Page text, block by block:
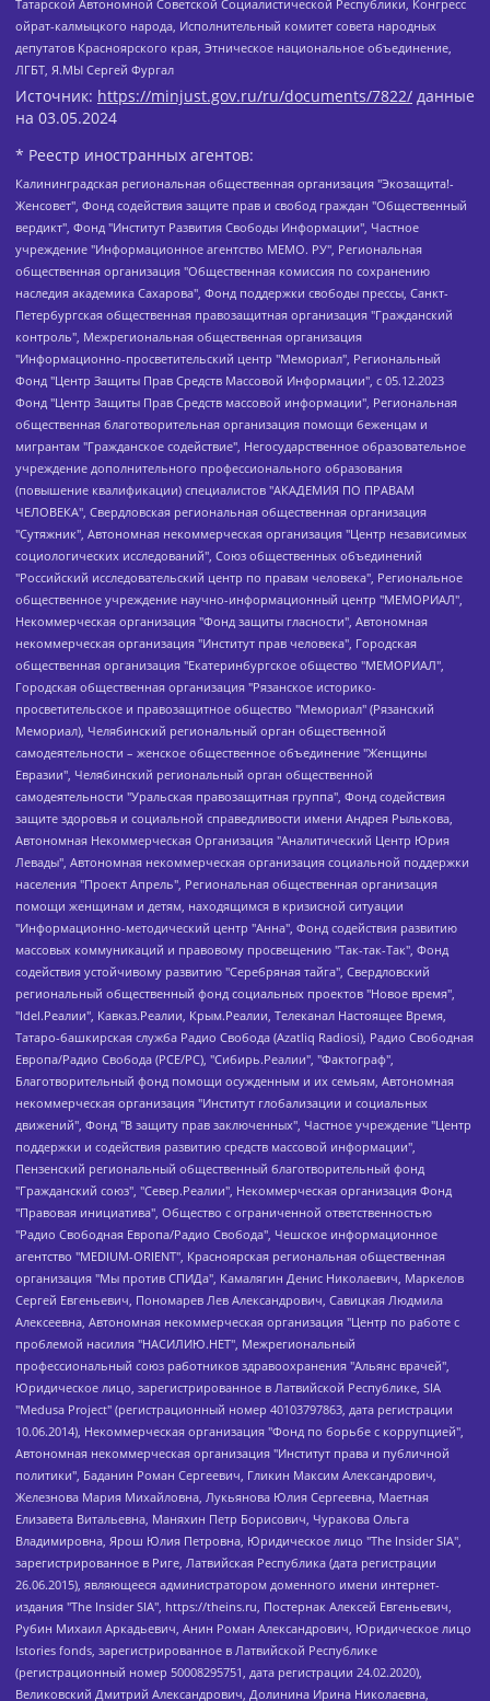
Татарской Автономной Советской Социалистической Республики, Конгресс
ойрат-калмыцкого народа, Исполнительный комитет совета народных
депутатов Красноярского края, Этническое национальное объединение,
ЛГБТ, Я.МЫ Сергей Фургал
Источник: https://minjust.gov.ru/ru/documents/7822/ данные
на 03.05.2024
* Реестр иностранных агентов:
Калининградская региональная общественная организация "Экозащита!-Женсовет", Фонд содействия защите прав и свобод граждан "Общественный вердикт", Фонд "Институт Развития Свободы Информации", Частное учреждение "Информационное агентство МЕМО. РУ", Региональная общественная организация "Общественная комиссия по сохранению наследия академика Сахарова", Фонд поддержки свободы прессы, Санкт-Петербургская общественная правозащитная организация "Гражданский контроль", Межрегиональная общественная организация "Информационно-просветительский центр "Мемориал", Региональный Фонд "Центр Защиты Прав Средств Массовой Информации", с 05.12.2023 Фонд "Центр Защиты Прав Средств массовой информации", Региональная общественная благотворительная организация помощи беженцам и мигрантам "Гражданское содействие", Негосударственное образовательное учреждение дополнительного профессионального образования (повышение квалификации) специалистов "АКАДЕМИЯ ПО ПРАВАМ ЧЕЛОВЕКА", Свердловская региональная общественная организация "Сутяжник", Автономная некоммерческая организация "Центр независимых социологических исследований", Союз общественных объединений "Российский исследовательский центр по правам человека", Региональное общественное учреждение научно-информационный центр "МЕМОРИАЛ", Некоммерческая организация "Фонд защиты гласности", Автономная некоммерческая организация "Институт прав человека", Городская общественная организация "Екатеринбургское общество "МЕМОРИАЛ", Городская общественная организация "Рязанское историко-просветительское и правозащитное общество "Мемориал" (Рязанский Мемориал), Челябинский региональный орган общественной самодеятельности – женское общественное объединение "Женщины Евразии", Челябинский региональный орган общественной самодеятельности "Уральская правозащитная группа", Фонд содействия защите здоровья и социальной справедливости имени Андрея Рылькова, Автономная Некоммерческая Организация "Аналитический Центр Юрия Левады", Автономная некоммерческая организация социальной поддержки населения "Проект Апрель", Региональная общественная организация помощи женщинам и детям, находящимся в кризисной ситуации "Информационно-методический центр "Анна", Фонд содействия развитию массовых коммуникаций и правовому просвещению "Так-так-Так", Фонд содействия устойчивому развитию "Серебряная тайга", Свердловский региональный общественный фонд социальных проектов "Новое время", "Idel.Реалии", Кавказ.Реалии, Крым.Реалии, Телеканал Настоящее Время, Татаро-башкирская служба Радио Свобода (Azatliq Radiosi), Радио Свободная Европа/Радио Свобода (PCE/PC), "Сибирь.Реалии", "Фактограф", Благотворительный фонд помощи осужденным и их семьям, Автономная некоммерческая организация "Институт глобализации и социальных движений", Фонд "В защиту прав заключенных", Частное учреждение "Центр поддержки и содействия развитию средств массовой информации", Пензенский региональный общественный благотворительный фонд "Гражданский союз", "Север.Реалии", Некоммерческая организация Фонд "Правовая инициатива", Общество с ограниченной ответственностью "Радио Свободная Европа/Радио Свобода", Чешское информационное агентство "MEDIUM-ORIENT", Красноярская региональная общественная организация "Мы против СПИДа", Камалягин Денис Николаевич, Маркелов Сергей Евгеньевич, Пономарев Лев Александрович, Савицкая Людмила Алексеевна, Автономная некоммерческая организация "Центр по работе с проблемой насилия "НАСИЛИЮ.НЕТ", Межрегиональный профессиональный союз работников здравоохранения "Альянс врачей", Юридическое лицо, зарегистрированное в Латвийской Республике, SIA "Medusa Project" (регистрационный номер 40103797863, дата регистрации 10.06.2014), Некоммерческая организация "Фонд по борьбе с коррупцией", Автономная некоммерческая организация "Институт права и публичной политики", Баданин Роман Сергеевич, Гликин Максим Александрович, Железнова Мария Михайловна, Лукьянова Юлия Сергеевна, Маетная Елизавета Витальевна, Маняхин Петр Борисович, Чуракова Ольга Владимировна, Ярош Юлия Петровна, Юридическое лицо "The Insider SIA", зарегистрированное в Риге, Латвийская Республика (дата регистрации 26.06.2015), являющееся администратором доменного имени интернет-издания "The Insider SIA", https://theins.ru, Постернак Алексей Евгеньевич, Рубин Михаил Аркадьевич, Анин Роман Александрович, Юридическое лицо Istories fonds, зарегистрированное в Латвийской Республике (регистрационный номер 50008295751, дата регистрации 24.02.2020), Великовский Дмитрий Александрович, Долинина Ирина Николаевна, Мароховская Алеся Алексеевна, Шлейнов Роман Юрьевич, Шмагун Олеся Валентиновна, Общество с ограниченной ответственностью "Альтаир 2021", Общество с ограниченной ответственностью "Вега 2021", Общество с ограниченной ответственностью "Главный редактор 2021", Общество с ограниченной ответственностью "Ромашки монолит", Важенков Артем Валерьевич, Ивановская областная общественная организация "Центр гендерных исследований", Гурман Юрий Альбертович, Медиапроект "ОВД-Инфо", Егоров Владимир Владимирович, Жилинский Владимир Александрович, Общество с ограниченной ответственностью "ЗП", Иванова София Юрьевна, Карезина Инна Павловна, Кильтау Екатерина Викторовна, Петров Алексей Викторович, Пискунов Сергей Евгеньевич, Смирнов Сергей Сергеевич, Тихонов Михаил Сергеевич, Общество с ограниченной ответственностью "ЖУРНАЛИСТ-ИНОСТРАННЫЙ АГЕНТ", Арапова Галина Юрьевна, Вольтская Татьяна Анатольевна, Американская компания "Mason G.E.S. Anonymous Foundation" (США), являющаяся владельцем интернет-издания https://mnews.world/, Компания "Stichting Bellingcat", зарегистрированная в Нидерландах (дата регистрации 11.07.2018), Захаров Андрей Вячеславович, Клепиковская Екатерина Дмитриевна, Общество с ограниченной ответственностью "МЕМО", Перл Роман Александрович, Симонов Евгений Алексеевич, Соловьева Елена Анатольевна, Сотников Даниил Владимирович, Сурначева Елизавета Дмитриевна, Автономная некоммерческая организация по защите прав человека и информированию населения "Якутия – Наше Мнение", Общество с ограниченной ответственностью "Москоу диджитал медиа", с 26.01.2023 Общество с ограниченной ответственностью "Чайка Белые сады", Ветошкина Валерия Валерьевна, Заговора Максим Александрович, Межрегиональное общественное движение "Российская ЛГБТ - сеть", Оленичев Максим Владимирович, Павлов Иван Юрьевич, Скворцова Елена Сергеевна, Общество с ограниченной ответственностью "Как бы инагент", Кочетков Игорь Викторович, Общество с ограниченной ответственностью "Честные выборы", Еланчик Олег Александрович, Общество с ограниченной ответственностью "Нобелевский призыв", Гималова Регина Эмилевна, Григорьев Андрей Валерьевич, Григорьева Алина Александровна, Ассоциация по содействию защите прав призывников, альтернативнослужащих и военнослужащих "Правозащитная группа "Гражданин.Армия.Право", Хисамова Регина Фаритовна, Автономная некоммерческая организация по реализации социально-правовых программ "Лилит", Дальневосточное общественное движение "Маяк", Санкт-Петербургская ЛГБТ-инициативная группа "Выход", Инициативная группа ЛГБТ+ "Реверс", Алексеев Андрей Викторович, Бекбулатова Таисия Львовна, Беляев Иван Михайлович, Владыкина Елена Сергеевна, Гельман Марат Александрович, Никульшина Вероника Юрьевна, Толоконникова Надежда Андреевна, Шендерович Виктор Анатольевич, Общество с ограниченной ответственностью "Данное сообщение", Общество с ограниченной ответственностью Издательский дом "Новая глава", Айнбиндер Александра Александровна, Московский комьюнити-центр для ЛГБТ+инициатив, Благотворительный фонд развития филантропии, Deutsche Welle (Германия, Kurt-Schumacher-Strasse 3, 53113 Bonn), Борзунова Мария Михайловна, Воробьев Виктор Викторович, Голубева Анна Львовна, Константинова Алла Михайловна, Малкова Ирина Владимировна, Мурадов Мурад Абдулгалимович, Осетинская Елизавета Николаевна, Понасенков Евгений Николаевич, Ганапольский Матвей Юрьевич, Киселев Евгений Алексеевич, Борухович Ирина Григорьевна, Дремин Иван Тимофеевич, Дубровский Дмитрий Викторович, Красноярская региональная общественная организация поддержки и развития альтернативных образовательных технологий и межкультурных коммуникаций "ИНТЕРРА", Маяковская Екатерина Алексеевна, Фейгин Марк Захарович, Филимонов Андрей Викторович, Дзугкоева Регина Николаевна, Доброхотов Роман Александрович, Дудь Юрий Александрович, Елкин Сергей Владимирович, Кругликов Кирилл Игоревич, Сабунаева Мария Леонидовна, Семенов Алексей Владимирович, Шаинян Карен Багратович, Шульман Екатерина Михайловна, Асафьев Артур Валерьевич, Вахштайн Виктор Семенович, Венедиктов Алексей Алексеевич, Лушникова Екатерина Евгеньевна, Волков Леонид Михайлович, Невзоров Александр Глебович, Пархоменко Сергей Борисович, Сироткин Ярослав Николаевич, Кара-Мурза Владимир Владимирович, Баранова Наталья Владимировна, Гозман Леонид Яковлевич, Кагарлицкий Борис Юльевич, Климарев Михаил Валерьевич, Милов Владимир Станиславович, Автономная некоммерческая организация Краснодарский центр современного искусства "Типография", Моргенштерн Алишер Тагирович, Соболь Любовь Эдуардовна, Общество с ограниченной ответственностью "ЛИЗА НОРМ", Каспаров Гарри Кимович, Ходорковский Михаил Борисович, Общество с ограниченной ответственностью "Апрельские тезисы", Данилович Ирина Брониславовна, Кашин Олег Владимирович, Петров Николай Владимирович, Пивоваров Алексей Владимирович, Соколов Михаил Владимирович, Цветкова Юлия Владимировна, Чичваркин Евгений Александрович, Комитет против пыток/Команда против пыток, Общество с ограниченной ответственностью "Первый научный", Общество с ограниченной ответственностью "Вертолет и ко", Белоцерковская Вероника Борисовна, Кац Максим Евгеньевич, Лазарева Татьяна Юрьевна, Шаведдинов Руслан Табризович, Яшин Илья Валерьевич, Общество с ограниченной ответственностью "Иноагент ААВ", Алешковский Дмитрий Петрович, Альбац Евгения Марковна, Быков Дмитрий Львович, Галямина Юлия Евгеньевна, Лойко Сергей Леонидович, Мартынов Кирилл Константинович, Медведев Сергей Александрович, Крашенинников Федор Геннадиевич, Гордеева Катерина Вл